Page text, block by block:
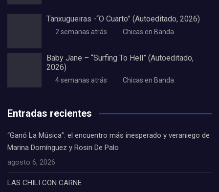
Tanxugueiras -“O Cuarto” (Autoeditado, 2026)
2 semanas atrás Chicas en Banda
Baby Jane – “Surfing To Hell” (Autoeditado,
2026)
4 semanas atrás Chicas en Banda
Entradas recientes
“Ganó La Música”: el encuentro más inesperado y veraniego de
Marina Domínguez y Rosin De Palo
agosto 6, 2026
LAS CHILI CON CARNE